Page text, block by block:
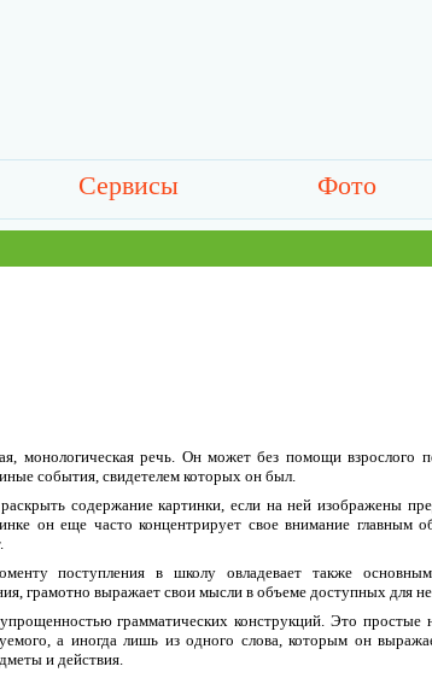
Сервисы Фото
монологическая речь. Он может без помощи взрослого
события, свидетелем которых он был.
содержание картинки, если на ней изображены
он еще часто концентрирует свое внимание главным
поступления в школу овладевает также
грамотно выражает свои мысли в объеме доступных для
грамматических конструкций. Это простые
а иногда лишь из одного слова, которым он
и действия.